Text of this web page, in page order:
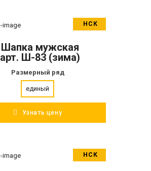
НСК
ПОДРОБНЕЕ
Шапка мужская
арт. Ш-83 (зима)
Размерный ряд
единый
Узнать цену
НСК